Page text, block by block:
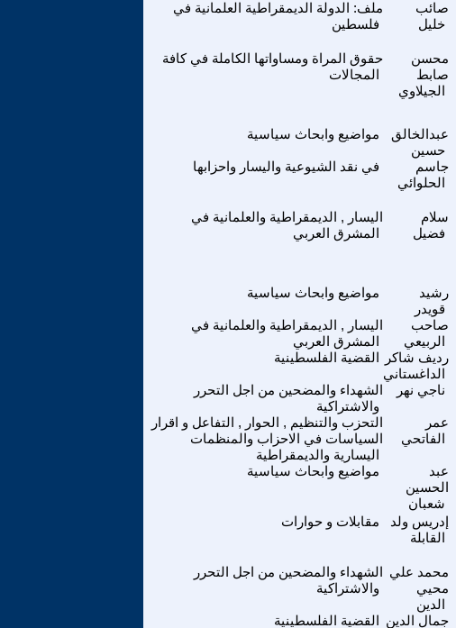
ملف: الدولة الديمقراطية العلمانية في
فلسطين
صائب
خليل
حقوق المراة ومساواتها الكاملة في كافة
المجالات
محسن
صابط
الجيلاوي
مواضيع وابحاث سياسية
عبدالخالق
حسين
في نقد الشيوعية واليسار واحزابها
جاسم
الحلوائي
اليسار , الديمقراطية والعلمانية في
المشرق العربي
سلام
فضيل
مواضيع وابحاث سياسية
رشيد
قويدر
اليسار , الديمقراطية والعلمانية في
المشرق العربي
صاحب
الربيعي
القضية الفلسطينية
رديف شاكر
الداغستاني
الشهداء والمضحين من اجل التحرر
والاشتراكية
ناجي نهر
التحزب والتنظيم , الحوار , التفاعل و اقرار
السياسات في الاحزاب والمنظمات
اليسارية والديمقراطية
عمر
الفاتحي
مواضيع وابحاث سياسية
عبد
الحسين
شعبان
مقابلات و حوارات
إدريس ولد
القابلة
الشهداء والمضحين من اجل التحرر
والاشتراكية
محمد علي
محيي
الدين
القضية الفلسطينية جمال الدين